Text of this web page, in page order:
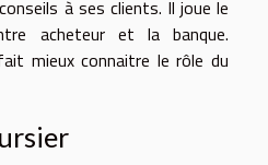
à ses clients. Il joue le
acheteur et la banque.
mieux connaitre le rôle du